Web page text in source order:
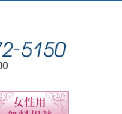
所へ。
ヤルローズ札幌
無料相談予約男性用